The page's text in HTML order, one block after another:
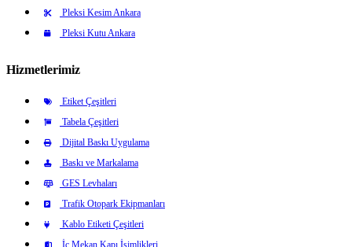
Pleksi Kesim Ankara
Pleksi Kutu Ankara
Hizmetlerimiz
Etiket Çeşitleri
Tabela Çeşitleri
Dijital Baskı Uygulama
Baskı ve Markalama
GES Levhaları
Trafik Otopark Ekipmanları
Kablo Etiketi Çeşitleri
İç Mekan Kapı İsimlikleri